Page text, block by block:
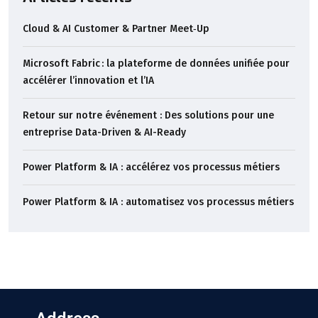
Cloud & AI Customer & Partner Meet‑Up
Microsoft Fabric : la plateforme de données unifiée pour
accélérer l’innovation et l’IA
Retour sur notre événement : Des solutions pour une
entreprise Data-Driven & AI-Ready
Power Platform & IA : accélérez vos processus métiers
Power Platform & IA : automatisez vos processus métiers